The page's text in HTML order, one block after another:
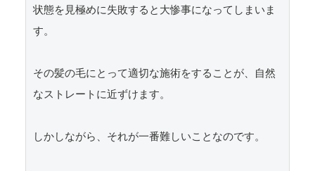
状態を見極めに失敗すると大惨事になってしまいま
す。
その髪の毛にとって適切な施術をすることが、自然
なストレートに近ずけます。
しかしながら、それが一番難しいことなのです。